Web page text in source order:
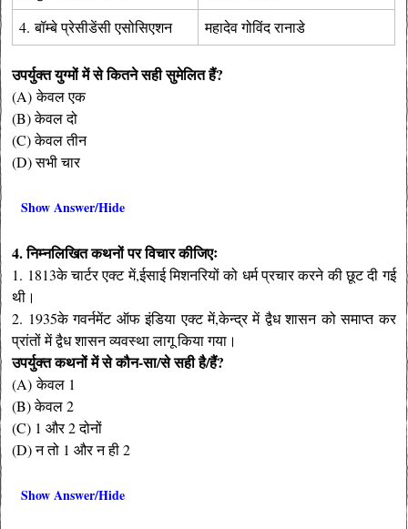
4. बॉम्बे प्रेसीडेंसी एसोसिएशन
महादेव गोविंद रानाडे
उपर्युक्त युग्मों में से कितने सही सुमेलित हैं?
(A) केवल एक
(B)केवल दो
(C) केवल तीन
(D) सभी चार
Show Answer/Hide
4. निम्नलिखित कथनों पर विचार कीजिएः
1. 1813के चार्टर एक्ट में,ईसाई मिशनरियों को धर्म प्रचार करने की छूट दी गई
थी।
2. 1935के गवर्नमेंट ऑफ इंडिया एक्ट में,केन्द्र में द्वैध शासन को समाप्त कर
प्रांतों में द्वैध शासन व्यवस्था लागू किया गया।
उपर्युक्त कथनों में से कौन-सा/से सही है/हैं?
(A) केवल 1
(B) केवल 2
(C) 1 और 2 दोनों
(D) न तो 1 और न ही 2
Show Answer/Hide